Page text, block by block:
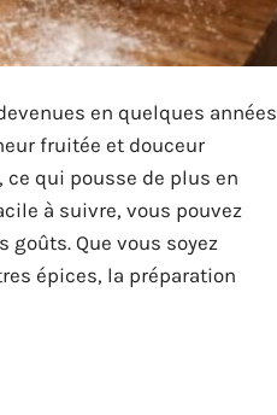
en quelques années
fruitée et douceur
qui pousse de plus en
à suivre, vous pouvez
Que vous soyez
épices, la préparation